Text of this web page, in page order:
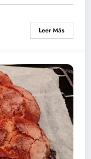
Leer Más